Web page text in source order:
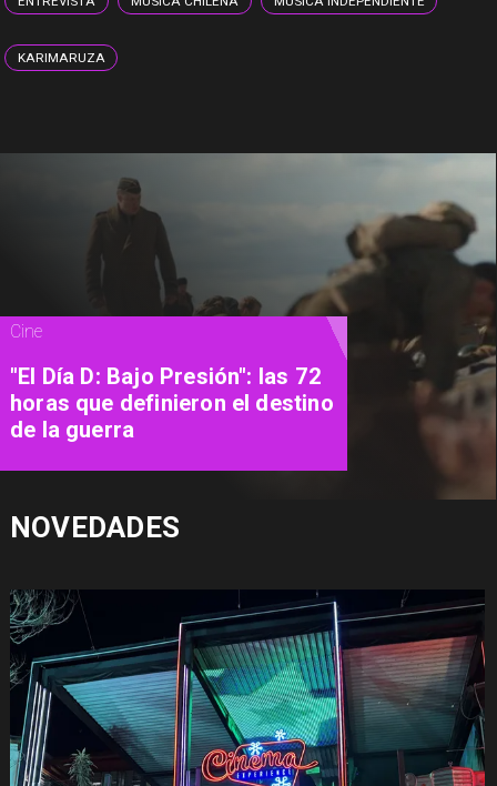
KARIMARUZA
Cine
"El Día D: Bajo Presión": las 72
horas que definieron el destino
de la guerra
NOVEDADES